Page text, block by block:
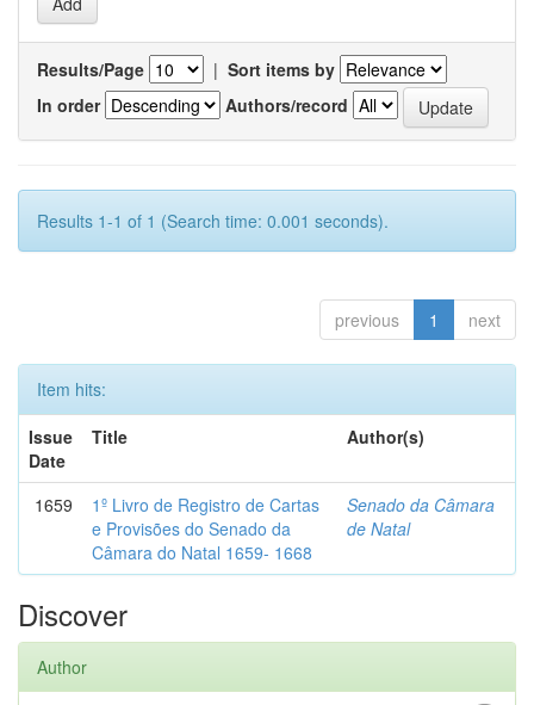
Results/Page | Sort items by
In order
Authors/record
Results 1-1 of 1 (Search time: 0.001 seconds).
previous 1 next
Item hits:
Issue
Date
Title Author(s)
1659
1º Livro de Registro de Cartas
e Provisões do Senado da
Câmara do Natal 1659- 1668
Senado da Câmara
de Natal
Discover
Author